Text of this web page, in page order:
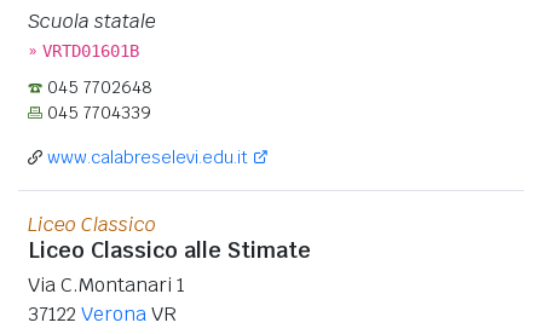
Scuola statale
» VRTD01601B
045 7702648
045 7704339
www.calabreselevi.edu.it
Liceo Classico
Liceo Classico alle Stimate
Via C.Montanari 1
37122 VeronaVR